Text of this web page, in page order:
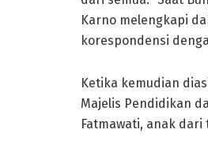
Karno melengkapi
korespondensi
Ketika kemudian
Majelis Pendidikan
Fatmawati, anak